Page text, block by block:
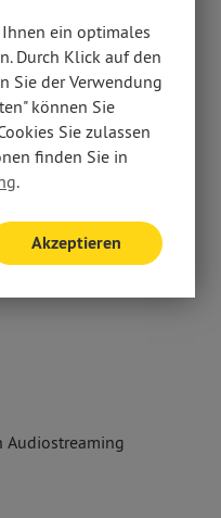
Audiostreaming
ein optimales
Durch Klick auf den
Sie der Verwendung
können Sie
Sie zulassen
finden Sie in
.
Akzeptieren